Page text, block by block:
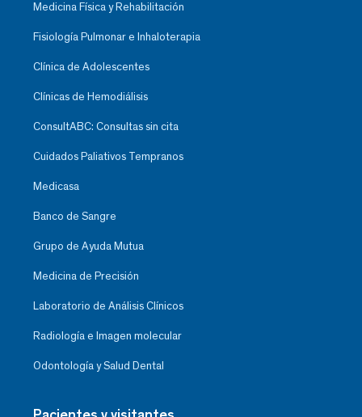
Medicina Física y Rehabilitación
Fisiología Pulmonar e Inhaloterapia
Clínica de Adolescentes
Clínicas de Hemodiálisis
ConsultABC: Consultas sin cita
Cuidados Paliativos Tempranos
Medicasa
Banco de Sangre
Grupo de Ayuda Mutua
Medicina de Precisión
Laboratorio de Análisis Clínicos
Radiología e Imagen molecular
Odontología y Salud Dental